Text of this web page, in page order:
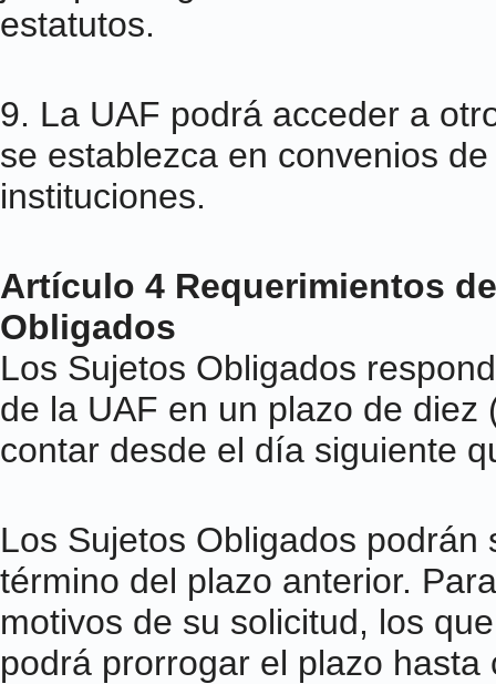
estatutos.
9. La UAF podrá acceder a
se establezca en convenios
instituciones.
Artículo 4 Requerimientos
Obligados
Los Sujetos Obligados
de la UAF en un plazo de
contar desde el día siguiente
Los Sujetos Obligados
término del plazo anterior.
motivos de su solicitud, los
podrá prorrogar el plazo hasta